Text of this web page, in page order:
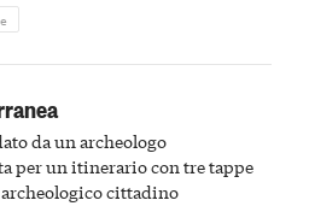
meraviglie del passato astigiano
da un archeologo
per un itinerario con tre tappe
cittadino